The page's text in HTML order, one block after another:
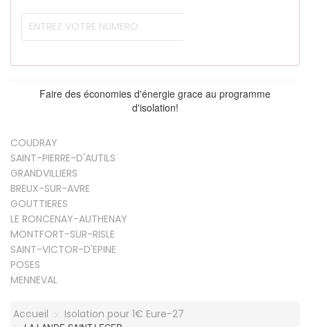
Faire des économies d'énergie grace au programme
d'isolation!
COUDRAY
SAINT-PIERRE-D'AUTILS
GRANDVILLIERS
BREUX-SUR-AVRE
GOUTTIERES
LE RONCENAY-AUTHENAY
MONTFORT-SUR-RISLE
SAINT-VICTOR-D'EPINE
POSES
MENNEVAL
Accueil Isolation pour 1€ Eure-27